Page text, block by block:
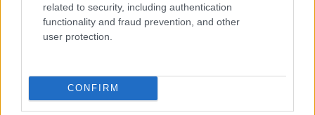
related to security, including authentication
functionality and fraud prevention, and other
user protection.
CONFIRM
ΠΟΛΙΤΙΚΑ - ΜΙΚΡΑΣΙΑΤΙΚΑ
Μάρω Κοντού: Η Σμυρνιά γιαγιά που σφράγισε τη
15/07/2026 - 4:10μμ